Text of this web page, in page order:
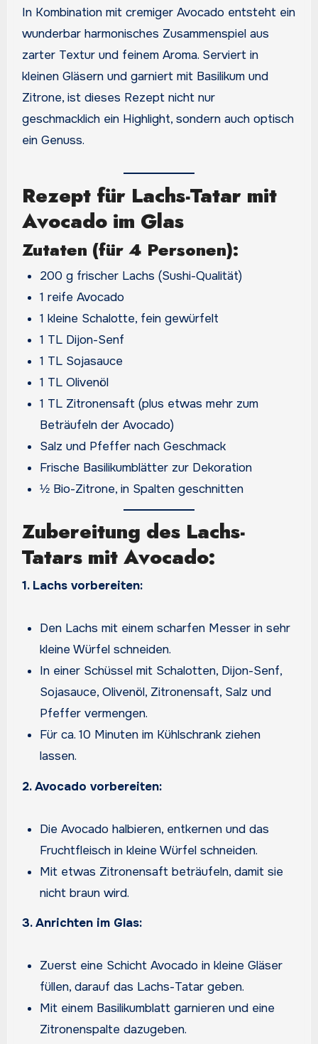
In Kombination mit cremiger Avocado entsteht ein
wunderbar harmonisches Zusammenspiel aus
zarter Textur und feinem Aroma. Serviert in
kleinen Gläsern und garniert mit Basilikum und
Zitrone, ist dieses Rezept nicht nur
geschmacklich ein Highlight, sondern auch optisch
ein Genuss.
Rezept für Lachs-Tatar mit
Avocado im Glas
Zutaten (für 4 Personen):
200 g frischer Lachs (Sushi-Qualität)
1 reife Avocado
1 kleine Schalotte, fein gewürfelt
1 TL Dijon-Senf
1 TL Sojasauce
1 TL Olivenöl
1 TL Zitronensaft (plus etwas mehr zum
Beträufeln der Avocado)
Salz und Pfeffer nach Geschmack
Frische Basilikumblätter zur Dekoration
½ Bio-Zitrone, in Spalten geschnitten
Zubereitung des Lachs-
Tatars mit Avocado:
1. Lachs vorbereiten:
Den Lachs mit einem scharfen Messer in sehr
kleine Würfel schneiden.
In einer Schüssel mit Schalotten, Dijon-Senf,
Sojasauce, Olivenöl, Zitronensaft, Salz und
Pfeffer vermengen.
Für ca. 10 Minuten im Kühlschrank ziehen
lassen.
2. Avocado vorbereiten:
Die Avocado halbieren, entkernen und das
Fruchtfleisch in kleine Würfel schneiden.
Mit etwas Zitronensaft beträufeln, damit sie
nicht braun wird.
3. Anrichten im Glas:
Zuerst eine Schicht Avocado in kleine Gläser
füllen, darauf das Lachs-Tatar geben.
Mit einem Basilikumblatt garnieren und eine
Zitronenspalte dazugeben.